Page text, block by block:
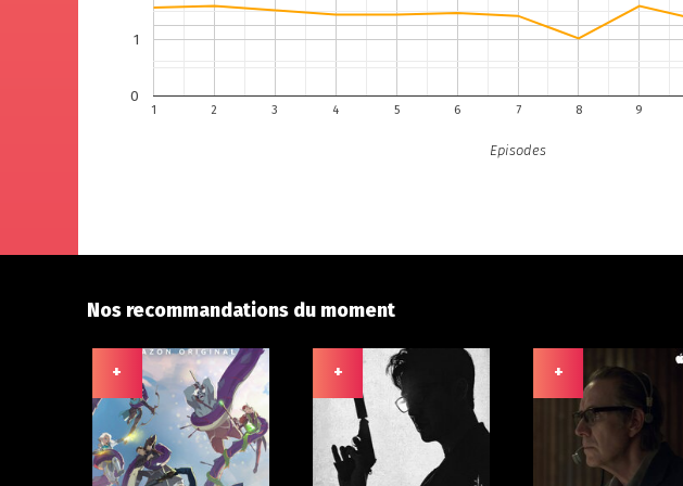
1 2 3 4 5 6 7 8 9
0
1
Episodes
Nos recommandations du moment
+ + +